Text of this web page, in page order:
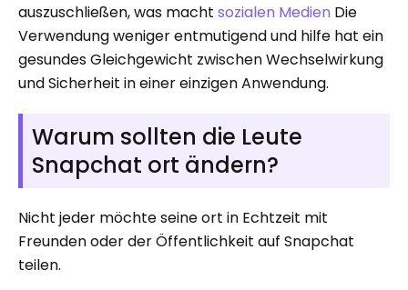
auszuschließen, was macht sozialen Medien Die
Verwendung weniger entmutigend und hilfe hat ein
gesundes Gleichgewicht zwischen Wechselwirkung
und Sicherheit in einer einzigen Anwendung.
Warum sollten die Leute
Snapchat ort ändern?
Nicht jeder möchte seine ort in Echtzeit mit
Freunden oder der Öffentlichkeit auf Snapchat
teilen.